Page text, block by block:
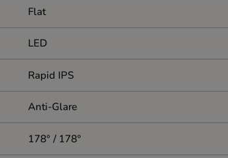
Flat
LED
Rapid IPS
Anti-Glare
178° / 178°